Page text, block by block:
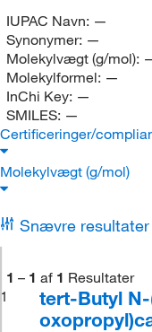
IUPAC Navn: —
Synonymer: —
Molekylvægt (g/mol):
Molekylformel: —
InChi Key: —
SMILES: —
Certificeringer/
Molekylvægt (g/mol)
Snævre resultater
1 – 1 af 1 Resultater
1
tert-Butyl